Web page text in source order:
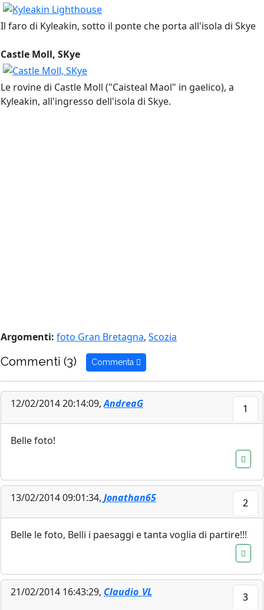
Il faro di Kyleakin, sotto il ponte che porta all'isola di Skye
Castle Moll, SKye
Le rovine di Castle Moll ("Caisteal Maol" in gaelico), a
Kyleakin, all'ingresso dell'isola di Skye.
Argomenti: foto Gran Bretagna, Scozia
Commenti (3) Commenta
12/02/2014 20:14:09,AndreaG 1
Belle foto!
13/02/2014 09:01:34, Jonathan65 2
Belle le foto, Belli i paesaggi e tanta voglia di partire!!!
21/02/2014 16:43:29, Claudio_VL 3